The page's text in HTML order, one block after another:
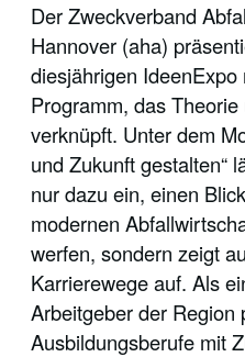
Der Zweckverband
Hannover (aha)
diesjährigen
Programm, das
verknüpft. Unter dem
und Zukunft gestalten“
nur dazu ein, einen
modernen
werfen, sondern zeigt
Karrierewege auf. Als
Arbeitgeber der
Ausbildungsberufe mit